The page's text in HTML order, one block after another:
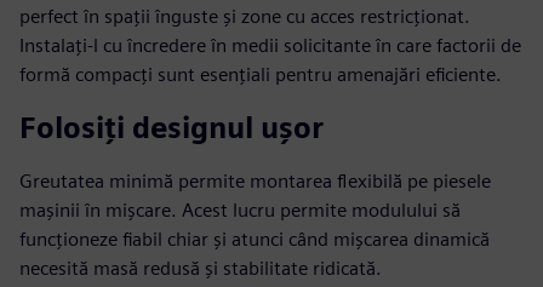
perfect în spații înguste și zone cu acces restricționat.
Instalați-l cu încredere în medii solicitante în care factorii de
formă compacți sunt esențiali pentru amenajări eficiente.
Folosiți designul ușor
Greutatea minimă permite montarea flexibilă pe piesele
mașinii în mișcare. Acest lucru permite modulului să
funcționeze fiabil chiar și atunci când mișcarea dinamică
necesită masă redusă și stabilitate ridicată.